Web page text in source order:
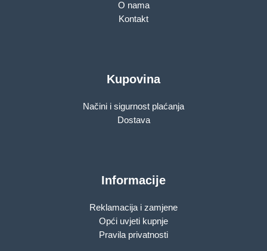
O nama
Kontakt
Kupovina
Načini i sigurnost plaćanja
Dostava
Informacije
Reklamacija i zamjene
Opći uvjeti kupnje
Pravila privatnosti